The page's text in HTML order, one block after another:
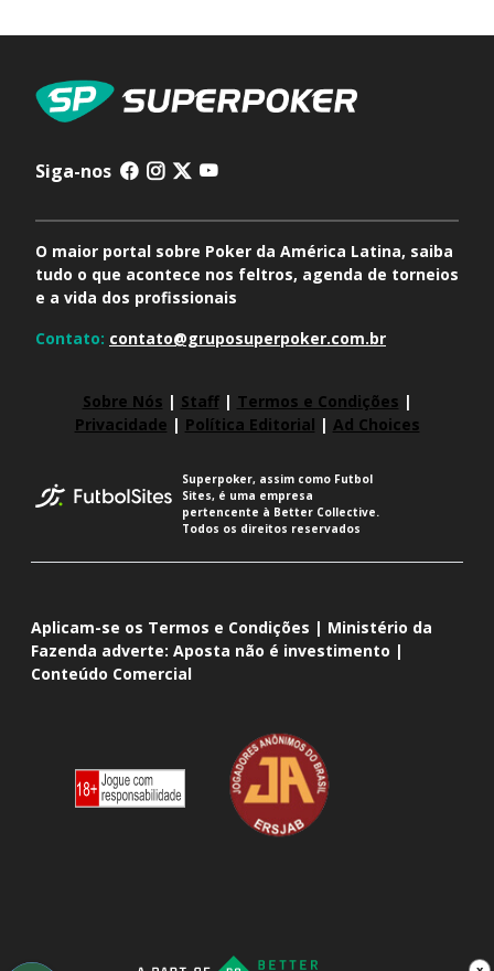
Siga-nos
O maior portal sobre Poker da América Latina, saiba
tudo o que acontece nos feltros, agenda de torneios
e a vida dos profissionais
Contato: contato@gruposuperpoker.com.br
Sobre Nós | Staff| Termos e Condições |
Privacidade | Política Editorial | Ad Choices
Superpoker, assim como Futbol
Sites, é uma empresa
pertencente à Better Collective.
Todos os direitos reservados
Aplicam-se os Termos e Condições | Ministério da
Fazenda adverte: Aposta não é investimento |
Conteúdo Comercial